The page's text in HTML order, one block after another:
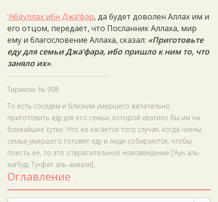
‘Абдуллах ибн Джа‘фар, да будет доволен Аллах им и
его отцом, передаёт, что Посланник Аллаха, мир
ему и благословение Аллаха, сказал: «Приготовьте
еду для семьи Джа‘фара, ибо пришло к ним то, что
заняло их».
Тирмизи, № 998
То есть соседям и близким умершего желательно
приготовить еду для его семьи, которой хватило бы им на
ближайшие сутки. Что же касается того случая, когда члены
семьи умершего готовят еду и люди собираются, чтобы
поесть её, то это отвратительное нововведение [‘Аун аль-
ма‘буд; Тухфат аль-ахвази].
Оглавление